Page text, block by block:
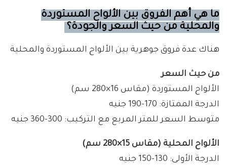
ما هي أهم الفروق بين الألواح المستوردة
والمحلية من حيث السعر والجودة؟
هناك عدة فروق جوهرية بين الألواح المستوردة والمحلية
من حيث السعر
الألواح المستوردة (مقاس 16×280 سم)
الدرجة الممتازة: 170-190 جنيه
متوسط السعر للمتر المربع مع التركيب: 300-360 جنيه
الألواح المحلية (مقاس 15×280 سم)
الدرجة الأولى: 130-150 جنيه